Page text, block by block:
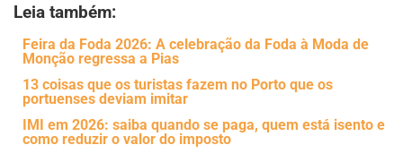
Leia também:
Feira da Foda 2026: A celebração da Foda à Moda de
Monção regressa a Pias
13 coisas que os turistas fazem no Porto que os
portuenses deviam imitar
IMI em 2026: saiba quando se paga, quem está isento e
como reduzir o valor do imposto